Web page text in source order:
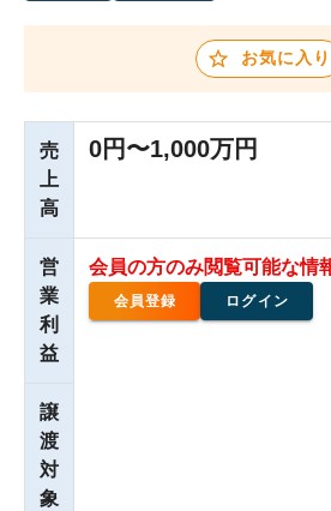
お気に入り
売
上
高
0円〜1,000万円
営
業
利
益
会員の方のみ閲覧可能な情
会員登録 ログイン
譲
渡
対
象